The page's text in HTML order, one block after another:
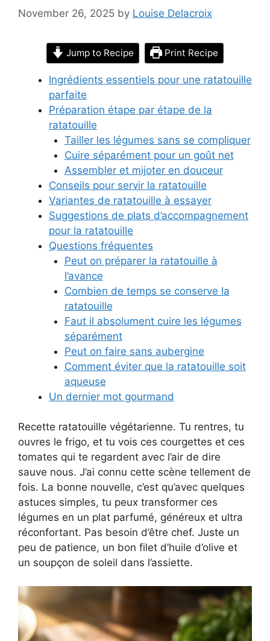
November 26, 2025 by Louise Delacroix
Jump to Recipe Print Recipe
Ingrédients essentiels pour une ratatouille
parfaite
Préparation étape par étape de la
ratatouille
Tailler les légumes sans se compliquer
Cuire séparément pour un goût net
Assembler et mijoter en douceur
Conseils pour servir la ratatouille
Variantes de ratatouille à essayer
Suggestions de plats d’accompagnement
pour la ratatouille
Questions fréquentes
Peut on préparer la ratatouille à
l’avance
Combien de temps se conserve la
ratatouille
Faut il absolument cuire les légumes
séparément
Peut on faire sans aubergine
Comment éviter que la ratatouille soit
aqueuse
Un dernier mot gourmand
Recette ratatouille végétarienne. Tu rentres, tu
ouvres le frigo, et tu vois ces courgettes et ces
tomates qui te regardent avec l’air de dire
sauve nous. J’ai connu cette scène tellement de
fois. La bonne nouvelle, c’est qu’avec quelques
astuces simples, tu peux transformer ces
légumes en un plat parfumé, généreux et ultra
réconfortant. Pas besoin d’être chef. Juste un
peu de patience, un bon filet d’huile d’olive et
un soupçon de soleil dans l’assiette.